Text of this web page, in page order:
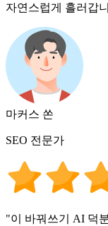
자연스럽게 흘러갑
마커스 쏜
SEO 전문가
"이 바꿔쓰기 AI 덕